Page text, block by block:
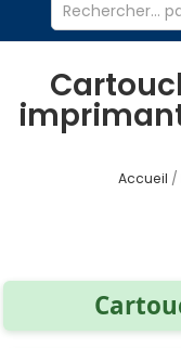
Accueil